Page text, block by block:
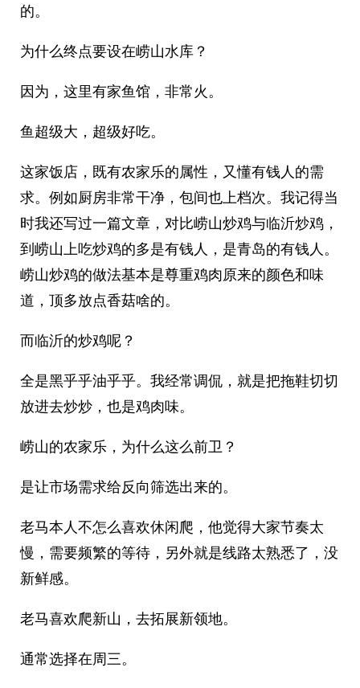
的。
为什么终点要设在崂山水库？
因为，这里有家鱼馆，非常火。
鱼超级大，超级好吃。
这家饭店，既有农家乐的属性，又懂有钱人的需
求。例如厨房非常干净，包间也上档次。我记得当
时我还写过一篇文章，对比崂山炒鸡与临沂炒鸡，
到崂山上吃炒鸡的多是有钱人，是青岛的有钱人。
崂山炒鸡的做法基本是尊重鸡肉原来的颜色和味
道，顶多放点香菇啥的。
而临沂的炒鸡呢？
全是黑乎乎油乎乎。我经常调侃，就是把拖鞋切切
放进去炒炒，也是鸡肉味。
崂山的农家乐，为什么这么前卫？
是让市场需求给反向筛选出来的。
老马本人不怎么喜欢休闲爬，他觉得大家节奏太
慢，需要频繁的等待，另外就是线路太熟悉了，没
新鲜感。
老马喜欢爬新山，去拓展新领地。
通常选择在周三。